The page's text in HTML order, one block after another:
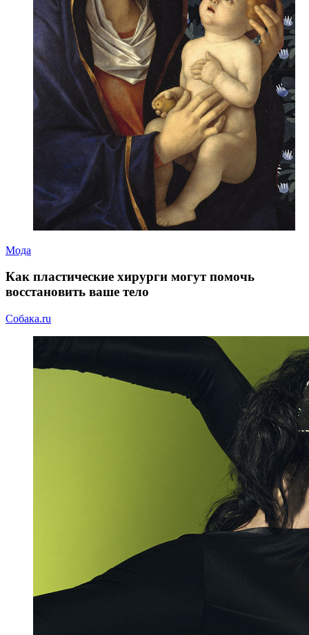
Мода
Как пластические хирурги могут помочь
восстановить ваше тело
Собака.ru